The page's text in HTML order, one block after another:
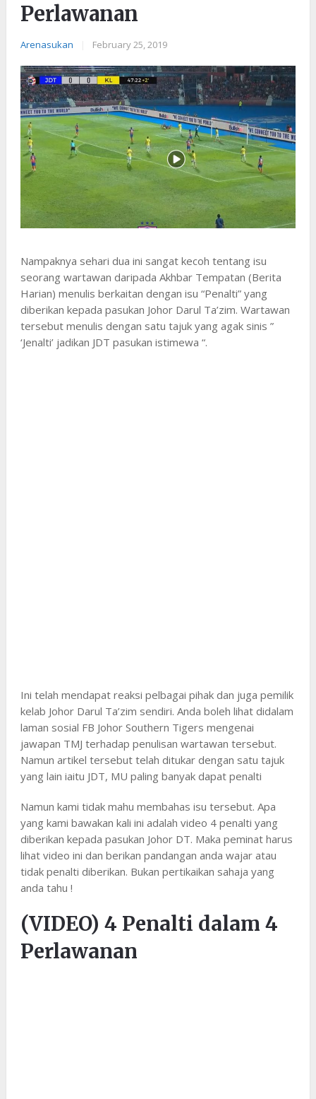
Perlawanan
Arenasukan February 25, 2019
Nampaknya sehari dua ini sangat kecoh tentang isu
seorang wartawan daripada Akhbar Tempatan (Berita
Harian) menulis berkaitan dengan isu “Penalti” yang
diberikan kepada pasukan Johor Darul Ta’zim. Wartawan
tersebut menulis dengan satu tajuk yang agak sinis ”
‘Jenalti’ jadikan JDT pasukan istimewa “.
Ini telah mendapat reaksi pelbagai pihak dan juga pemilik
kelab Johor Darul Ta’zim sendiri. Anda boleh lihat didalam
laman sosial FB Johor Southern Tigers mengenai
jawapan TMJ terhadap penulisan wartawan tersebut.
Namun artikel tersebut telah ditukar dengan satu tajuk
yang lain iaitu JDT, MU paling banyak dapat penalti
Namun kami tidak mahu membahas isu tersebut. Apa
yang kami bawakan kali ini adalah video 4 penalti yang
diberikan kepada pasukan Johor DT. Maka peminat harus
lihat video ini dan berikan pandangan anda wajar atau
tidak penalti diberikan. Bukan pertikaikan sahaja yang
anda tahu !
(VIDEO) 4 Penalti dalam 4
Perlawanan